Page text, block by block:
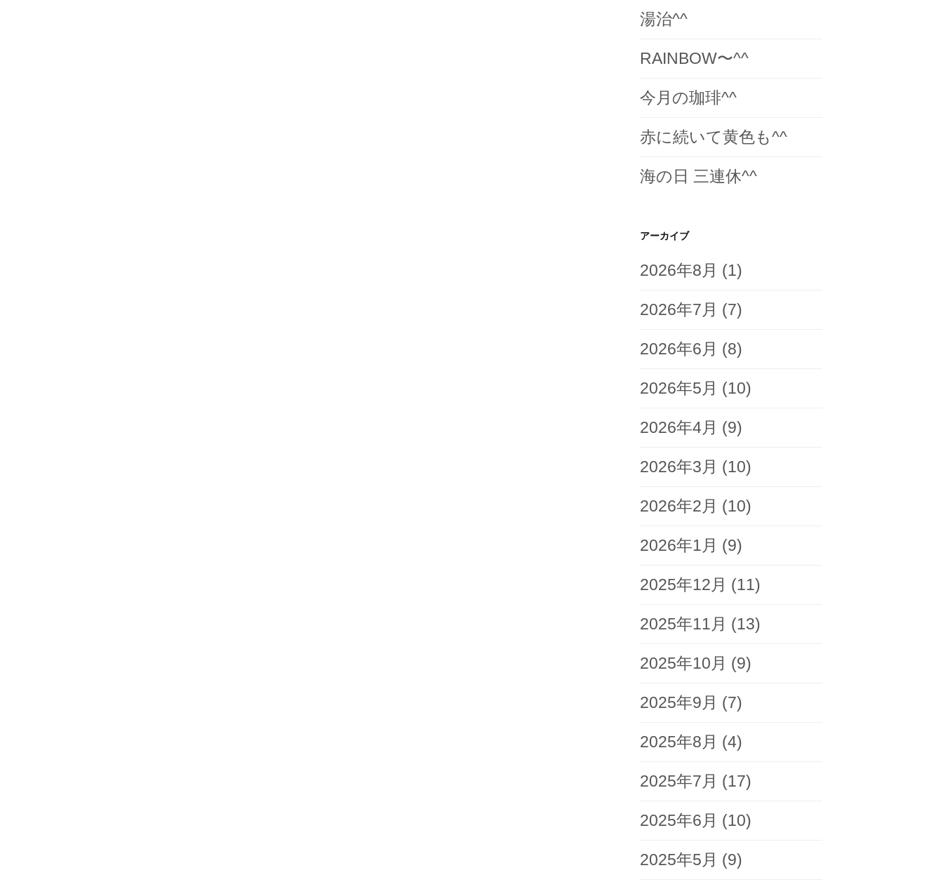
湯治^^
RAINBOW〜^^
今月の珈琲^^
赤に続いて黄色も^^
海の日 三連休^^
アーカイブ
2026年8月 (1)
2026年7月 (7)
2026年6月 (8)
2026年5月 (10)
2026年4月 (9)
2026年3月 (10)
2026年2月 (10)
2026年1月 (9)
2025年12月 (11)
2025年11月 (13)
2025年10月 (9)
2025年9月 (7)
2025年8月 (4)
2025年7月 (17)
2025年6月 (10)
2025年5月 (9)